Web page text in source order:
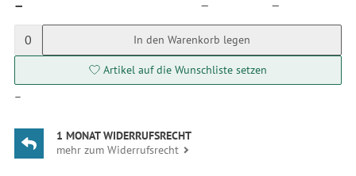
— — —
0 In den Warenkorb legen
Artikel auf die Wunschliste setzen
—
1 MONAT WIDERRUFSRECHT
mehr zum Widerrufsrecht